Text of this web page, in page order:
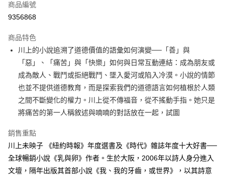
ATM付款
運送方式
付款後全家取貨
每筆NT$60，滿NT$499(含以上)免運費
付款後7-11取貨
每筆NT$60，滿NT$499(含以上)免運費
宅配
每筆NT$100，滿NT$499(含以上)免運費
商品編號
9356868
商品特色
川上的小說追溯了道德價值的語彙如何演變──「善」與
「惡」、「痛苦」與「快樂」如何與日常互動連結：成為朋友或
成為敵人、戰鬥或拒絕戰鬥、墜入愛河或陷入冷漠。小說的情節
也並不提供道德教育，而是探索我們的道德語言如何植根於人類
之間不斷變化的權力。川上從不傳福音，從不搖動手指。她只是
將痛苦的第一人稱敘述與喃喃的對話放在一起，試圖
銷售重點
川上未映子 《紐約時報》年度選書及《時代》雜誌年度十大好書──
全球暢銷小說《乳與卵》作者。生於大阪，2006年以詩人身分進入
文壇，隔年出版其首部小說《我、我的牙齒，或世界》，以其詩意